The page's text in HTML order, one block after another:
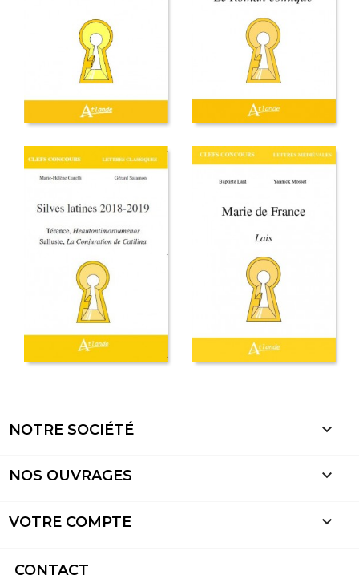
NOTRE SOCIÉTÉ 
NOS OUVRAGES 
VOTRE COMPTE 
CONTACT